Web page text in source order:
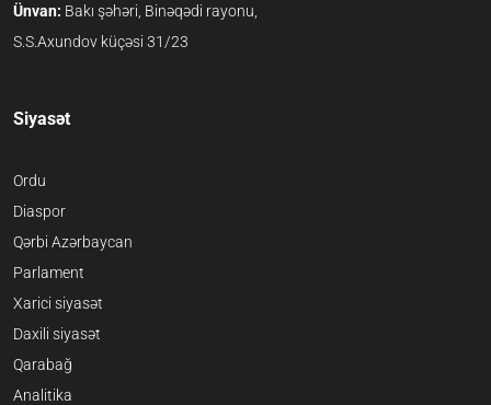
Ünvan: Bakı şəhəri, Binəqədi rayonu,
S.S.Axundov küçəsi 31/23
Siyasət
Ordu
Diaspor
Qərbi Azərbaycan
Parlament
Xarici siyasət
Daxili siyasət
Qarabağ
Analitika